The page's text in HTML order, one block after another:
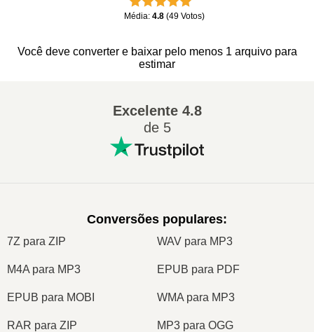
Média: 4.8 (49 Votos)
Você deve converter e baixar pelo menos 1 arquivo para
estimar
Excelente4.8
de 5
Conversões populares:
7Z para ZIP WAV para MP3
M4A para MP3 EPUB para PDF
EPUB para MOBI WMA para MP3
RAR para ZIP MP3 para OGG